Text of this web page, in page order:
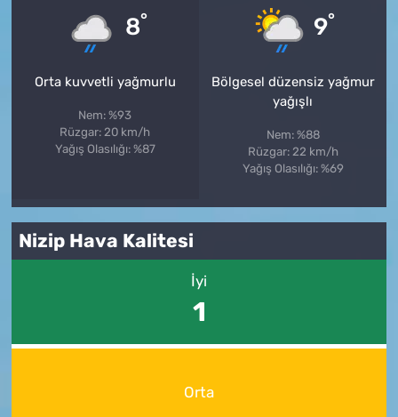
8°
Orta kuvvetli yağmurlu
Nem: %93
Rüzgar: 20 km/h
Yağış Olasılığı: %87
9°
Bölgesel düzensiz yağmur
yağışlı
Nem: %88
Rüzgar: 22 km/h
Yağış Olasılığı: %69
Nizip Hava Kalitesi
İyi
1
Orta